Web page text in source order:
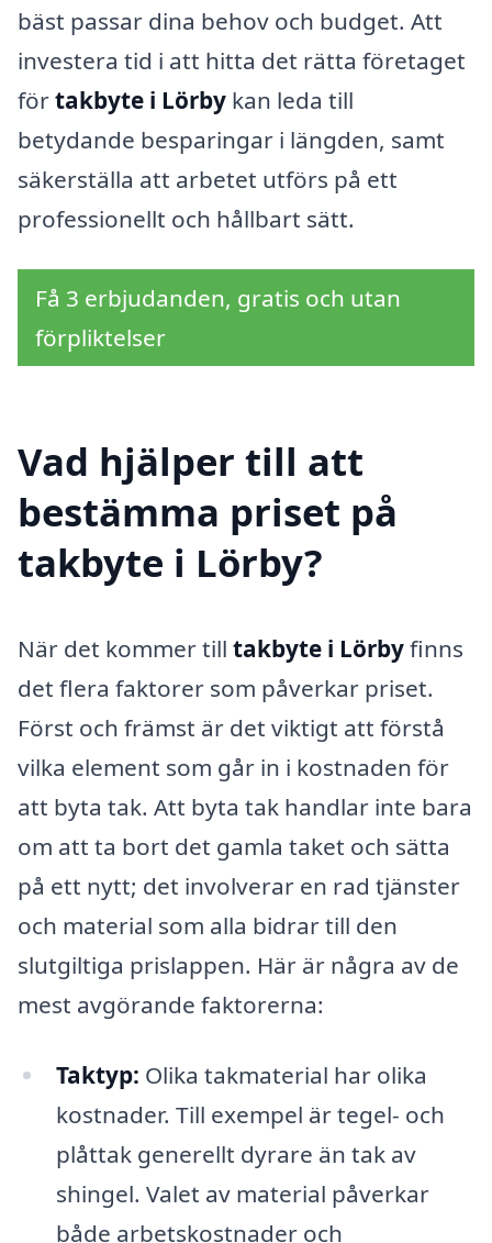
bäst passar dina behov och budget. Att
investera tid i att hitta det rätta företaget
förtakbyte i Lörby kan leda till
betydande besparingar i längden, samt
säkerställa att arbetet utförs på ett
professionellt och hållbart sätt.
Få 3 erbjudanden, gratis och utan
förpliktelser
Vad hjälper till att
bestämma priset på
takbyte i Lörby?
När det kommer till takbyte i Lörbyfinns
det flera faktorer som påverkar priset.
Först och främst är det viktigt att förstå
vilka element som går in i kostnaden för
att byta tak. Att byta tak handlar inte bara
om att ta bort det gamla taket och sätta
på ett nytt; det involverar en rad tjänster
och material som alla bidrar till den
slutgiltiga prislappen. Här är några av de
mest avgörande faktorerna:
Taktyp: Olika takmaterial har olika
kostnader. Till exempel är tegel- och
plåttak generellt dyrare än tak av
shingel. Valet av material påverkar
både arbetskostnader och